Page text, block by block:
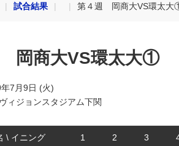
試合結果 第４週 岡商大VS環太大
岡商大VS環太大①
7月9日 (火)
ィジョンスタジアム下関
\ イニング 1 2 3